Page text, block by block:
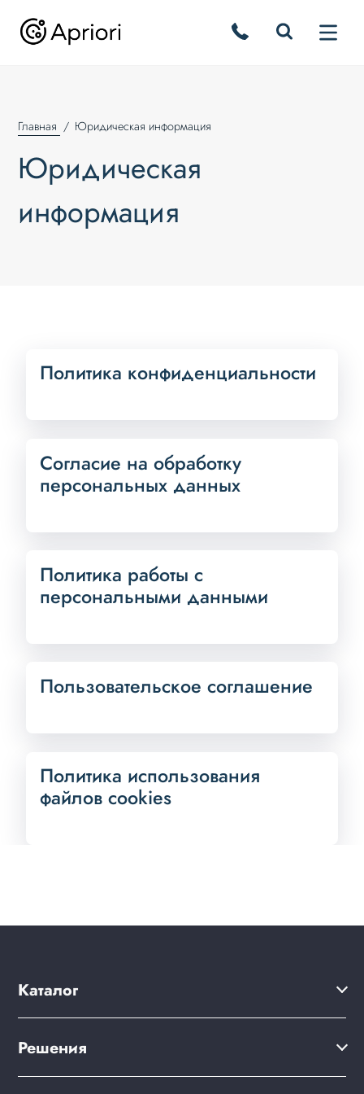
Главная Юридическая информация
Юридическая
информация
Политика конфиденциальности
Согласие на обработку
персональных данных
Политика работы с
персональными данными
Пользовательское соглашение
Политика использования
файлов cookies
Каталог
Акции
Решения
Сайт компании